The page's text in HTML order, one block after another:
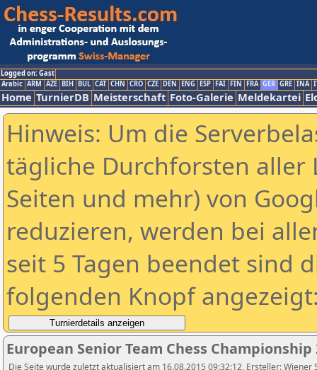
Logged on: Gast
Arabic ARM AZE BIH BUL CAT CHN CRO CZE DEN ENG ESP FAI FIN FRA GER GRE INA
Home TurnierDB Meisterschaft Foto-Galerie Meldekartei
Hinweis: Um die
tägliche Durchforsten aller
Seiten und mehr) von
reduzieren, werden bei
seit 5 Tagen beendet sind
folgenden Knopf
European Senior Team Chess Championship
Die Seite wurde zuletzt aktualisiert am 16.08.2015 09:32:12, Ersteller: